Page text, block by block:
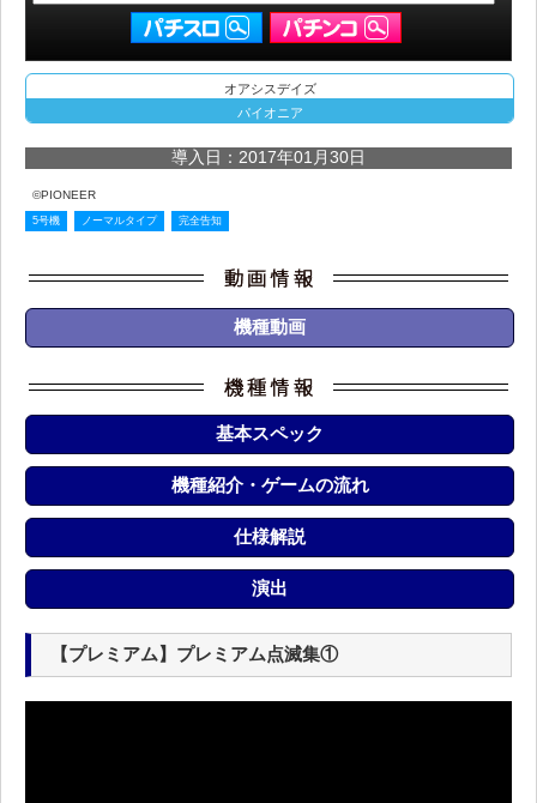
オアシスデイズ
パイオニア
導入日：2017年01月30日
©PIONEER
5号機 ノーマルタイプ 完全告知
機種動画
基本スペック
機種紹介・ゲームの流れ
仕様解説
演出
【プレミアム】プレミアム点滅集①